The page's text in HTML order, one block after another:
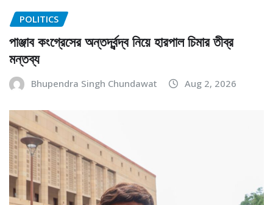
POLITICS
পাঞ্জাব কংগ্রেসের অন্তর্দ্বন্দ্ব নিয়ে হারপাল চিমার তীব্র
মন্তব্য
Bhupendra Singh Chundawat Aug 2, 2026